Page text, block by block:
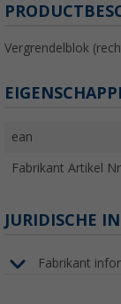
Vergrendelblok
ean
Fabrikant Artikel
JURIDISCHE
Fabrikant